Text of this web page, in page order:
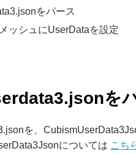
をパース
ッシュにUserDataを設定
を
を、
については こち